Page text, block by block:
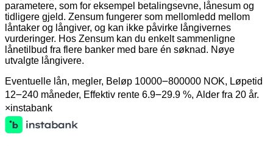
parametere, som for eksempel betalingsevne, lånesum og
tidligere gjeld. Zensum fungerer som mellomledd mellom
låntaker og långiver, og kan ikke påvirke långivernes
vurderinger. Hos Zensum kan du enkelt sammenligne
lånetilbud fra flere banker med bare én søknad. Nøye
utvalgte långivere.
Eventuelle lån, megler, Beløp 10000౼800000 NOK, Løpetid
12౼240 måneder, Effektiv rente 6.9౼29.9 %, Alder fra 20 år.
×instabank